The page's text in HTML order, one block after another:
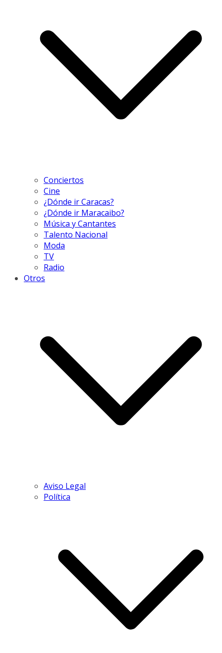
Conciertos
Cine
¿Dónde ir Caracas?
¿Dónde ir Maracaibo?
Música y Cantantes
Talento Nacional
Moda
TV
Radio
Otros
Aviso Legal
Política